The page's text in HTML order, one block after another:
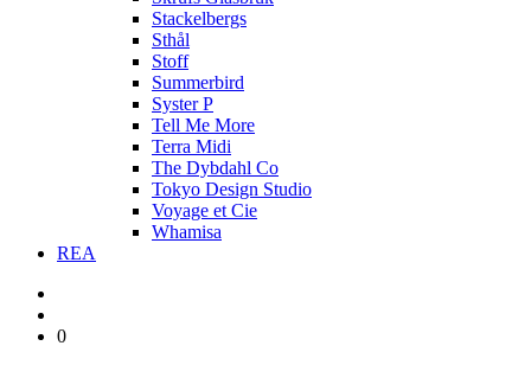
Stackelbergs
Sthål
Stoff
Summerbird
Syster P
Tell Me More
Terra Midi
The Dybdahl Co
Tokyo Design Studio
Voyage et Cie
Whamisa
REA
0